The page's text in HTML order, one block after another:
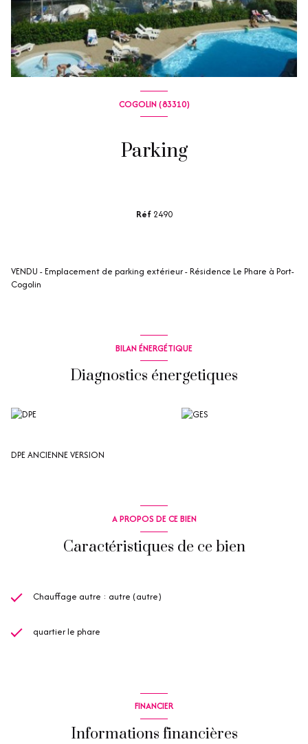
COGOLIN (83310)
Parking
Réf 2490
VENDU - Emplacement de parking extérieur - Résidence Le Phare à Port-
Cogolin
BILAN ÉNERGÉTIQUE
Diagnostics énergetiques
DPE ANCIENNE VERSION
A PROPOS DE CE BIEN
Caractéristiques de ce bien
Chauffage autre : autre (autre)
quartier le phare
FINANCIER
Informations financières